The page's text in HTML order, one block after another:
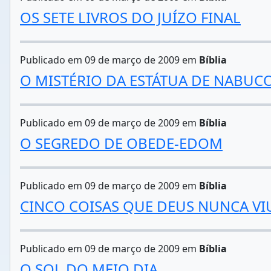
OS SETE LIVROS DO JUÍZO FINAL
Publicado em 09 de março de 2009 em Bíblia
O MISTÉRIO DA ESTÁTUA DE
Publicado em 09 de março de 2009 em Bíblia
O SEGREDO DE OBEDE-EDOM
Publicado em 09 de março de 2009 em Bíblia
CINCO COISAS QUE DEUS NUNCA
Publicado em 09 de março de 2009 em Bíblia